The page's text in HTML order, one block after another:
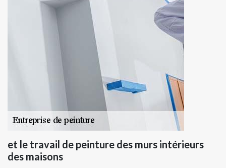
et le travail de peinture des murs intérieurs
des maisons